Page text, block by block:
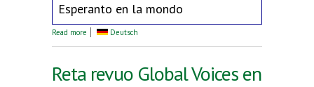
Esperanto en la mondo
Read more about Deklaro de Germana Esperanto-Asocio
Deutsch
Reta revuo Global Voices en